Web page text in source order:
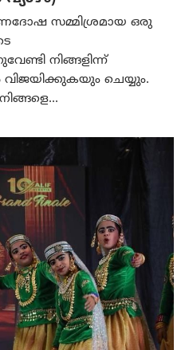
സമ്മിശ്രമായ ഒരു
നിങ്ങളിന്ന്
ചെയ്യും.